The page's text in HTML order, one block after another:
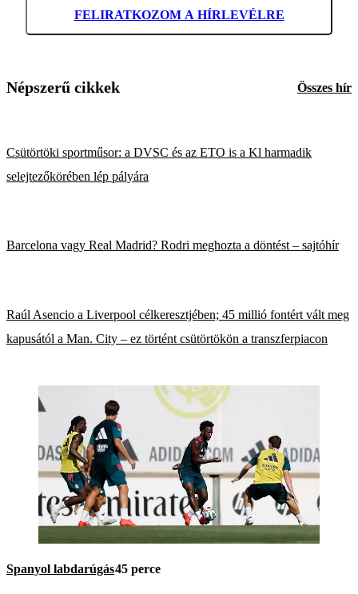
FELIRATKOZOM A HÍRLEVÉLRE
Népszerű cikkek Összes hír
Csütörtöki sportműsor: a DVSC és az ETO is a Kl harmadik
selejtezőkörében lép pályára
Barcelona vagy Real Madrid? Rodri meghozta a döntést – sajtóhír
Raúl Asencio a Liverpool célkeresztjében; 45 millió fontért vált meg
kapusától a Man. City – ez történt csütörtökön a transzferpiacon
Spanyol labdarúgás45 perce